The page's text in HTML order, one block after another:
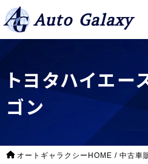
Auto Galaxy
トヨタハイエー
ゴン
オートギャラクシーHOME / 中古車